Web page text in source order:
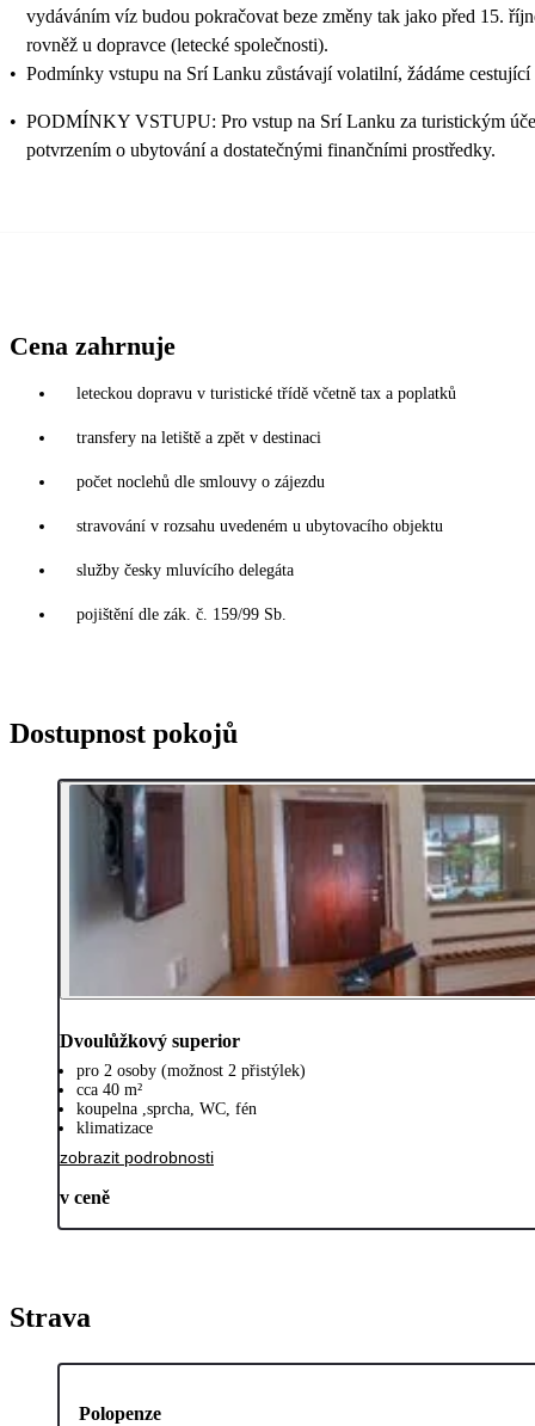
vydáváním víz budou pokračovat beze změny tak jako před 15.
rovněž u dopravce (letecké společnosti).
• Podmínky vstupu na Srí Lanku zůstávají volatilní, žádáme
• PODMÍNKY VSTUPU: Pro vstup na Srí Lanku za turistickým
potvrzením o ubytování a dostatečnými finančními prostředky.
Cena zahrnuje
leteckou dopravu v turistické třídě včetně tax a poplatků
transfery na letiště a zpět v destinaci
počet noclehů dle smlouvy o zájezdu
stravování v rozsahu uvedeném u ubytovacího objektu
služby česky mluvícího delegáta
pojištění dle zák. č. 159/99 Sb.
Dostupnost pokojů
Dvoulůžkový superior
pro 2 osoby (možnost 2 přistýlek)
cca 40 m²
koupelna ,sprcha, WC, fén
klimatizace
zobrazit podrobnosti
v ceně
Strava
Polopenze